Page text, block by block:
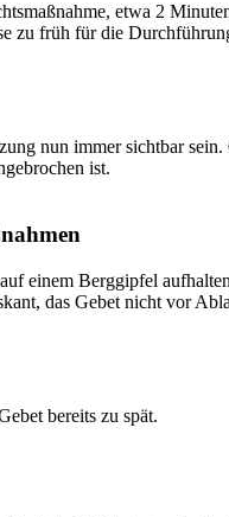
etwa 2
zu früh für die
nun immer sichtbar
ist.
einem Berggipfel
das Gebet nicht vor
bereits zu spät.